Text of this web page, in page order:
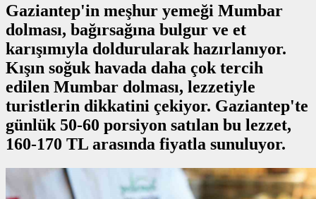
Gaziantep'in meşhur yemeği Mumbar
dolması, bağırsağına bulgur ve et
karışımıyla doldurularak hazırlanıyor.
Kışın soğuk havada daha çok tercih
edilen Mumbar dolması, lezzetiyle
turistlerin dikkatini çekiyor. Gaziantep'te
günlük 50-60 porsiyon satılan bu lezzet,
160-170 TL arasında fiyatla sunuluyor.